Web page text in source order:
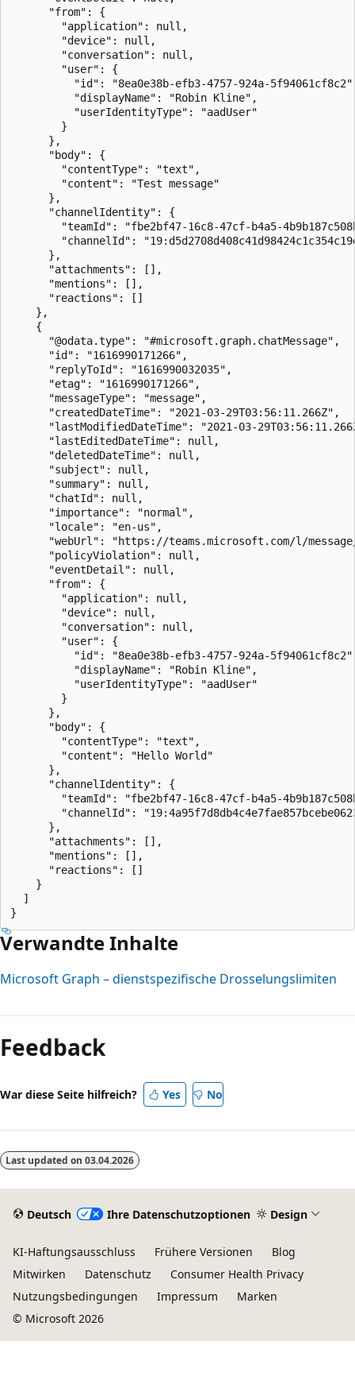
      "from": {
        "application": null,
        "device": null,
        "conversation": null,
        "user": {
"id": "8ea0e38b-efb3-4757-924a-
          "displayName": "Robin Kline",
          "userIdentityType": "aadUser"
        }
      },
      "body": {
        "contentType": "text",
        "content": "Test message"
      },
      "channelIdentity": {
"teamId": "fbe2bf47-16c8-47cf-b4a5-
"channelId":
      },
      "attachments": [],
      "mentions": [],
      "reactions": []
    },
    {
      "@odata.type": "#microsoft.graph.chatMessage",
      "id": "1616990171266",
      "replyToId": "1616990032035",
      "etag": "1616990171266",
      "messageType": "message",
      "createdDateTime": "2021-03-29T03:56:11.266Z",
"lastModifiedDateTime": "2021-03-
      "lastEditedDateTime": null,
      "deletedDateTime": null,
      "subject": null,
      "summary": null,
      "chatId": null,
      "importance": "normal",
      "locale": "en-us",
"webUrl": "https://teams.microsoft.com/l/
      "policyViolation": null,
      "eventDetail": null,
      "from": {
        "application": null,
        "device": null,
        "conversation": null,
        "user": {
"id": "8ea0e38b-efb3-4757-924a-
          "displayName": "Robin Kline",
          "userIdentityType": "aadUser"
        }
      },
      "body": {
        "contentType": "text",
        "content": "Hello World"
      },
      "channelIdentity": {
"teamId": "fbe2bf47-16c8-47cf-b4a5-
"channelId":
      },
      "attachments": [],
      "mentions": [],
      "reactions": []
    }
  ]
Verwandte Inhalte
Microsoft Graph – dienstspezifische Drosselungslimiten
Feedback
War diese Seite hilfreich? Yes No
Last updated on 03.04.2026
Deutsch Ihre Datenschutzoptionen Design
KI-Haftungsausschluss Frühere Versionen
Blog
Mitwirken
Datenschutz
Consumer Health Privacy
Nutzungsbedingungen
Impressum
Marken
© Microsoft 2026